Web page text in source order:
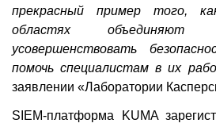
прекрасный пример того,
областях объединяют
усовершенствовать
помочь специалистам в их
заявлении «Лаборатории
SIEM-платформа KUMA